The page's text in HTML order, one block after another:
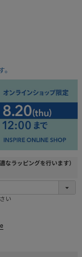
なラッピングを行います）
い